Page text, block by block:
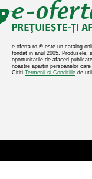
e-oferta.ro ® este un catalog
fondat in anul 2005. Produsele,
oportunitatile de afaceri
noastre apartin persoanelor
Cititi Termenii si Conditiile de